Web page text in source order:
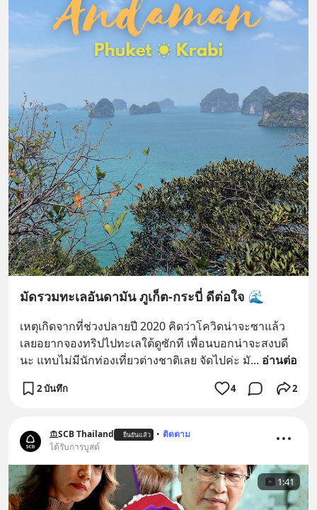
มัดรวมทะเลอันดามัน ภูเก็ต-กระบี่ ดีต่อใจ 🌊
เหตุเกิดจากที่ช่วงปลายปี 2020 คิดว่าโควิดน่าจะซาแล้ว
เลยอยากจองทริปไปทะเลใต้ดูซักที เพื่อนบอกน่าจะสงบดี
นะ แทบไม่มีนักท่องเที่ยวต่างชาติเลย จัดไปค่ะ มั... อ่านต่อ
2 บันทึก 4 2
SCB Thailand ยืนยันแล้ว • ติดตาม
ได้รับการบูสต์
1:41